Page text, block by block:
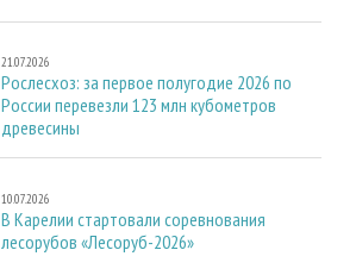
21.07.2026
Рослесхоз: за первое полугодие 2026 по
России перевезли 123 млн кубометров
древесины
10.07.2026
В Карелии стартовали соревнования
лесорубов «Лесоруб-2026»